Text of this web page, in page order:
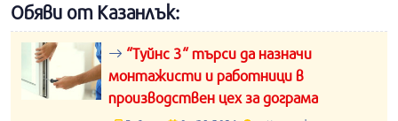
Обяви от Казанлък:
“Туйнс 3“ търси да назначи
монтажисти и работници в
производствен цех за дограма